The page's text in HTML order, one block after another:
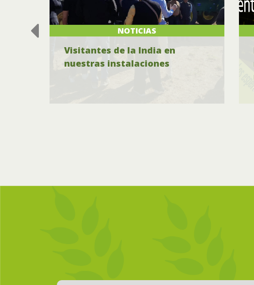
NOTICIAS
Visitantes de la India en
nuestras instalaciones